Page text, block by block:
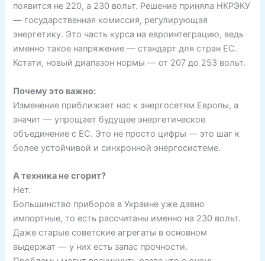
появится не 220, а 230 вольт. Решение приняла НКРЭКУ
— государственная комиссия, регулирующая
энергетику. Это часть курса на евроинтеграцию, ведь
именно такое напряжение — стандарт для стран ЕС.
Кстати, новый диапазон нормы — от 207 до 253 вольт.
Почему это важно:
Изменение приближает нас к энергосетям Европы, а
значит — упрощает будущее энергетическое
объединение с ЕС. Это не просто цифры — это шаг к
более устойчивой и синхронной энергосистеме.
А техника не сгорит?
Нет.
Большинство приборов в Украине уже давно
импортные, то есть рассчитаны именно на 230 вольт.
Даже старые советские агрегаты в основном
выдержат — у них есть запас прочности.